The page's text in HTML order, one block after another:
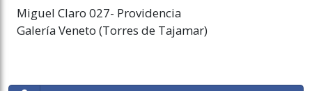
Miguel Claro 027- Providencia
Galería Veneto (Torres de Tajamar)